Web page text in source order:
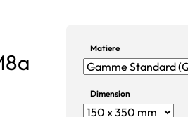
Matiere
Dimension